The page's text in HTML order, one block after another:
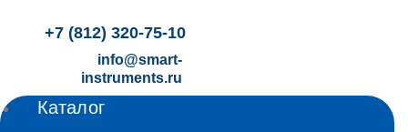
+7 (812) 320-75-10
info@smart-
instruments.ru
Каталог